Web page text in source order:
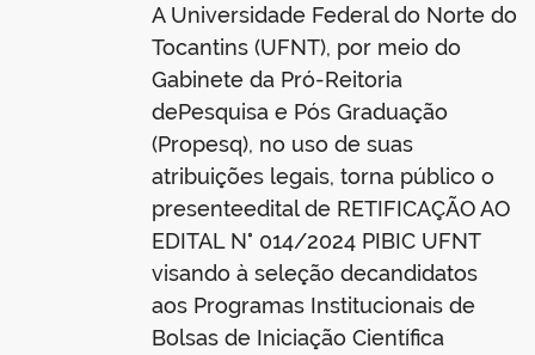
A Universidade Federal do Norte do
Tocantins (UFNT), por meio do
Gabinete da Pró-Reitoria
dePesquisa e Pós Graduação
(Propesq), no uso de suas
atribuições legais, torna público o
presenteedital de RETIFICAÇÃO AO
EDITAL N° 014/2024 PIBIC UFNT
visando à seleção decandidatos
aos Programas Institucionais de
Bolsas de Iniciação Científica